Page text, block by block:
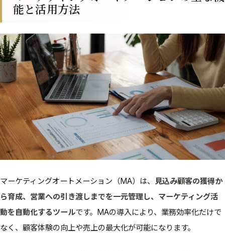
能と活用方法
マーケティングオートメーション（MA）は、
見込み顧客の獲得か
ら育成、営業への引き渡しまでを一元管理し、マーケティング活
動を自動化するツールです。MAの導入により、業務効率化だけで
なく、顧客体験の向上や売上の最大化が可能になります。